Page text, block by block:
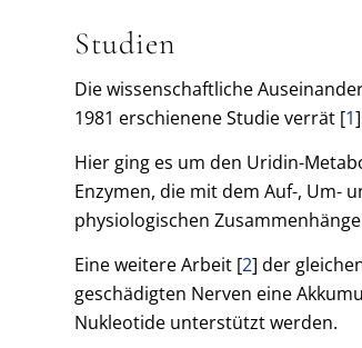
Studien
Die wissenschaftliche
1981 erschienene Studie verrät [1
Hier ging es um den Uridin-
Enzymen, die mit dem Auf-, Um-
physiologischen
Eine weitere Arbeit [2] der
geschädigten Nerven eine
Nukleotide unterstützt werden.